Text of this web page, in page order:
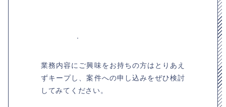
業務内容にご興味をお持ちの方はとりあえ
ずキープし、案件への申し込みをぜひ検討
してみてください。